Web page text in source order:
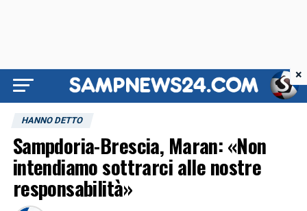
HANNO DETTO
Sampdoria-Brescia, Maran: «Non
intendiamo sottrarci alle nostre
responsabilità»
×